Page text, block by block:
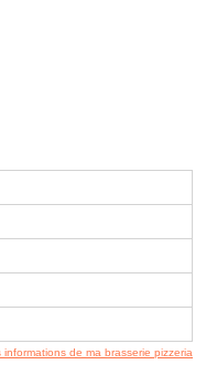
informations de ma brasserie pizzeria